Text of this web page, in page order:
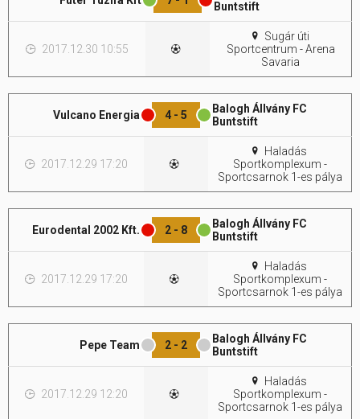
Buntstift
2017.12.30 10:55
Sugár úti
Sportcentrum - Arena
Savaria
Vulcano Energia 4 - 5
Balogh Állvány FC
Buntstift
2017.12.29 17:20
Haladás
Sportkomplexum -
Sportcsarnok 1-es pálya
Eurodental 2002 Kft. 2 - 8
Balogh Állvány FC
Buntstift
2017.12.29 17:20
Haladás
Sportkomplexum -
Sportcsarnok 1-es pálya
Pepe Team 2 - 2
Balogh Állvány FC
Buntstift
2017.12.29 12:20
Haladás
Sportkomplexum -
Sportcsarnok 1-es pálya